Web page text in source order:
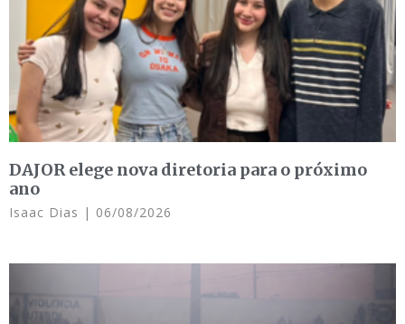
DAJOR elege nova diretoria para o próximo
ano
Isaac Dias 06/08/2026